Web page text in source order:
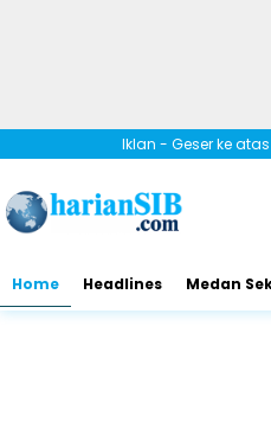
Iklan - Geser ke
Home Headlines Medan